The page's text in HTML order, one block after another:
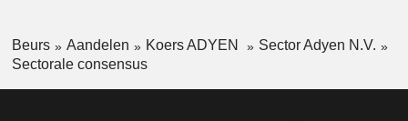
Beurs Aandelen Koers ADYEN
Sector Adyen N.V.
Sectorale consensus